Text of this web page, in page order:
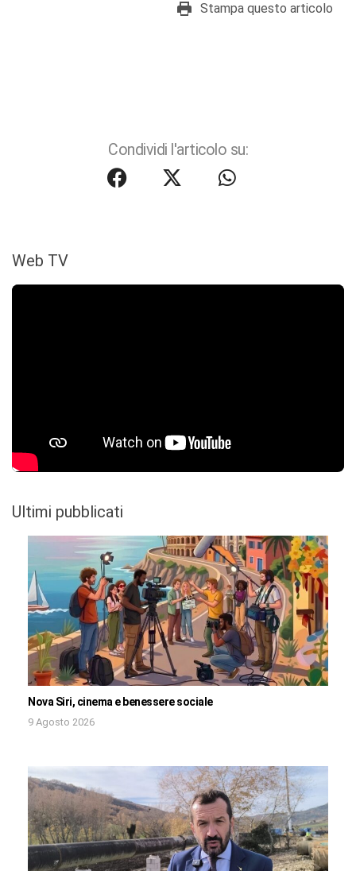
Stampa questo articolo
Condividi l'articolo su:
Web TV
Ultimi pubblicati
Nova Siri, cinema e benessere sociale
9 Agosto 2026